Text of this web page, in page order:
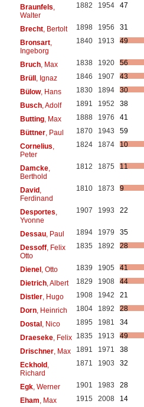
Braunfels
Walter
1882 1954 47
Brecht, Bertolt 1898 1956
31
Bronsart,
Ingeborg
1840 1913 49
Bruch, Max 1838 1920
56
Brüll, Ignaz 1846 1907
43
Bülow, Hans 1830 1894
30
Busch, Adolf 1891 1952
38
Butting, Max 1888 1976
41
Büttner, Paul 1870 1943
59
Cornelius
Peter
1824 1874 10
Damcke,
Berthold
1812 1875 11
David,
Ferdinand
1810 1873 9
Desportes
Yvonne
1907 1993 22
Dessau, Paul 1894 1979
35
Dessoff, Felix
Otto
1835 1892 28
Dienel, Otto 1839 1905
41
Dietrich, Albert 1829 1908
44
Distler, Hugo 1908 1942
21
Dorn, Heinrich 1804 1892
28
Dostal, Nico 1895 1981
34
Draeseke, Felix 1835 1913
49
Drischner, Max 1891 1971
38
Eckhold,
Richard
1871 1903 32
Egk, Werner 1901 1983
28
Eham , Max 1915 2008
14